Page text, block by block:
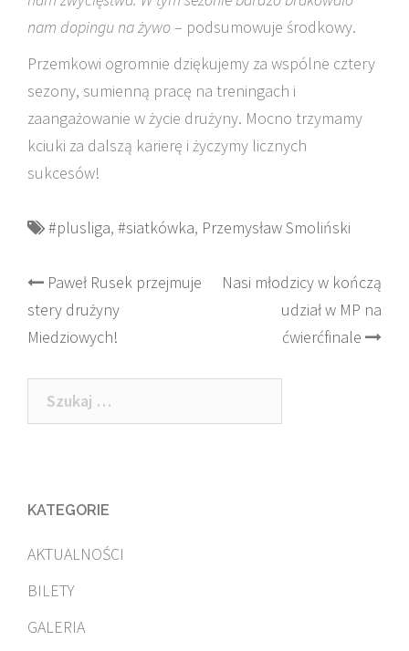
nam dopingu na żywo– podsumowuje środkowy.
Przemkowi ogromnie dziękujemy za wspólne cztery
sezony, sumienną pracę na treningach i
zaangażowanie w życie drużyny. Mocno trzymamy
kciuki za dalszą karierę i życzymy licznych
sukcesów!
#plusliga, #siatkówka, Przemysław Smoliński
Post
navigation
Paweł Rusek przejmuje
stery drużyny
Miedziowych!
Nasi młodzicy w kończą
udział w MP na
ćwierćfinale
Szukaj:
KATEGORIE
AKTUALNOŚCI
BILETY
GALERIA